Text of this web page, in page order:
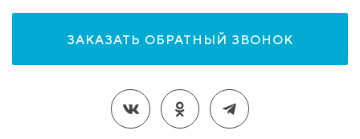
ЗАКАЗАТЬ ОБРАТНЫЙ ЗВОНОК